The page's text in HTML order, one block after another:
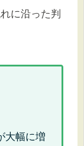
に沿った判
大幅に増